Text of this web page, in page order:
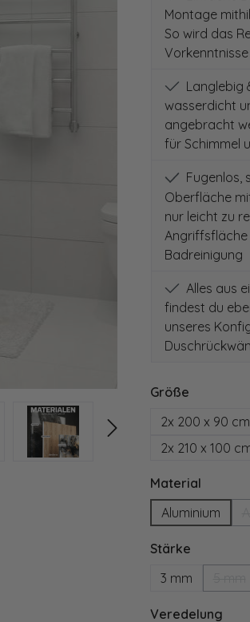
Montage
So wird das
Langlebig
wasserdicht
angebracht
für Schimmel
Fugenlos,
Oberfläche
nur leicht zu
Badreinigung
Alles aus
findest du
unseres
Größeauswählen
2x 200 x 90 cm
2x 210 x 100
Material
Aluminium
Stärkeauswählen
3 mm
Veredelung